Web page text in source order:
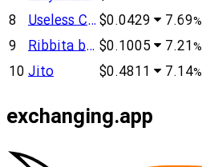
8 Useless Coin$0.0429 7.69%
9 Ribbita by Virtuals $0.1005 7.21%
10Jito $0.4811 7.14%
exchanging.app